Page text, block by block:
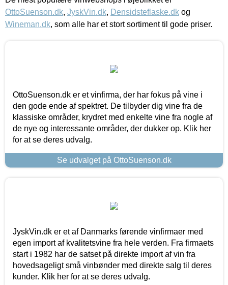
OttoSuenson.dk, JyskVin.dk, Densidsteflaske.dk og
Wineman.dk, som alle har et stort sortiment til gode priser.
OttoSuenson.dk er et vinfirma, der har fokus på vine i
den gode ende af spektret. De tilbyder dig vine fra de
klassiske områder, krydret med enkelte vine fra nogle af
de nye og interessante områder, der dukker op. Klik her
for at se deres udvalg.
Se udvalget på OttoSuenson.dk
JyskVin.dk er et af Danmarks førende vinfirmaer med
egen import af kvalitetsvine fra hele verden. Fra firmaets
start i 1982 har de satset på direkte import af vin fra
hovedsageligt små vinbønder med direkte salg til deres
kunder. Klik her for at se deres udvalg.